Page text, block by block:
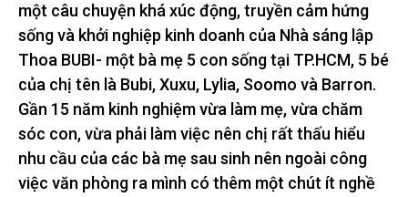
một câu chuyện khá xúc động, truyền cảm hứng
sống và khởi nghiệp kinh doanh của Nhà sáng lập
Thoa BUBI- một bà mẹ 5 con sống tại TP.HCM, 5 bé
của chị tên là Bubi, Xuxu, Lylia, Soomo và Barron.
Gần 15 năm kinh nghiệm vừa làm mẹ, vừa chăm
sóc con, vừa phải làm việc nên chị rất thấu hiểu
nhu cầu của các bà mẹ sau sinh nên ngoài công
việc văn phòng ra mình có thêm một chút ít nghề